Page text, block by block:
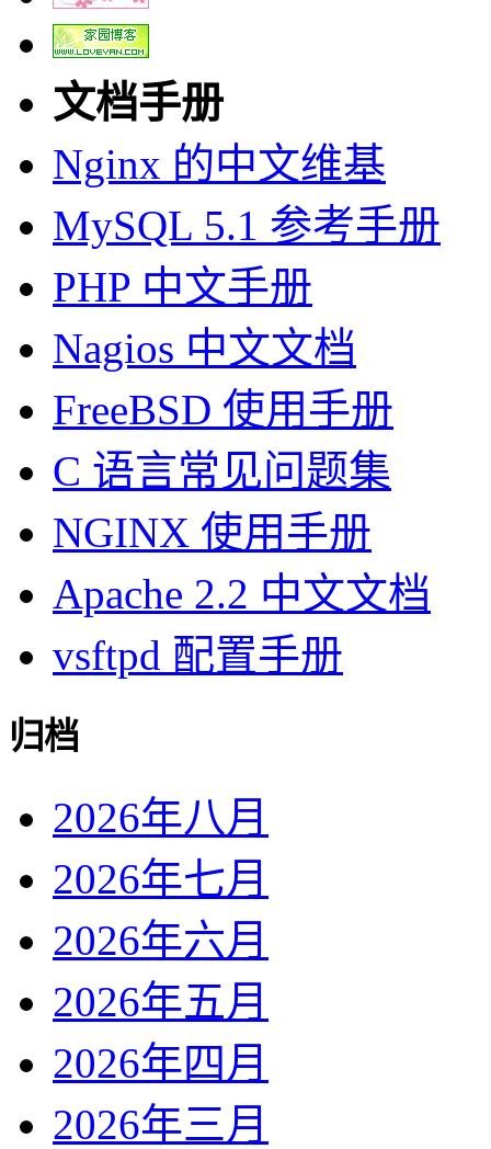
文档手册
Nginx 的中文维基
MySQL 5.1 参考手册
PHP 中文手册
Nagios 中文文档
FreeBSD 使用手册
C 语言常见问题集
NGINX 使用手册
Apache 2.2 中文文档
vsftpd 配置手册
归档
2026年八月
2026年七月
2026年六月
2026年五月
2026年四月
2026年三月